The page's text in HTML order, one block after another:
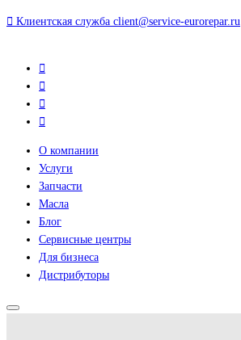
Клиентская служба client@service-eurorepar.ru
О компании
Услуги
Запчасти
Масла
Блог
Сервисные центры
Для бизнеса
Дистрибуторы